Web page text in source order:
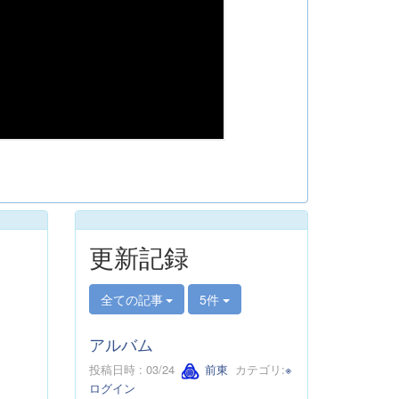
更新記録
全ての記事 5件
アルバム
投稿日時 : 03/24 前東 カテゴリ:※
ログイン